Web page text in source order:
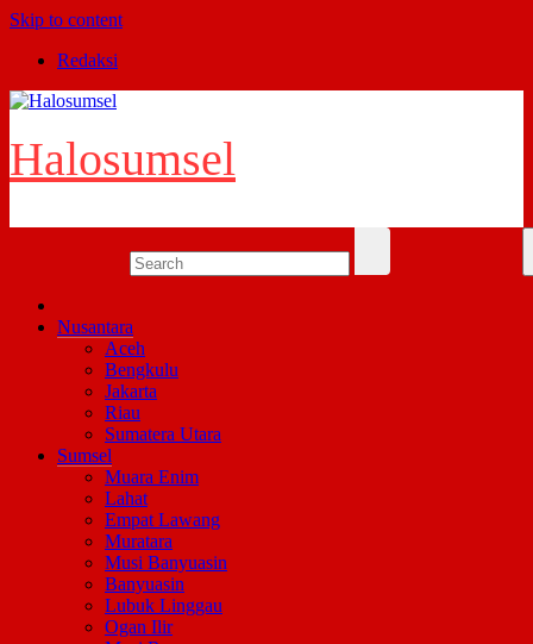
Skip to content
Redaksi
Halosumsel
Nusantara
Aceh
Bengkulu
Jakarta
Riau
Sumatera Utara
Sumsel
Muara Enim
Lahat
Empat Lawang
Muratara
Musi Banyuasin
Banyuasin
Lubuk Linggau
Ogan Ilir